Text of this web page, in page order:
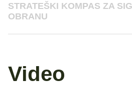
STRATEŠKI KOMPAS ZA
OBRANU
Video